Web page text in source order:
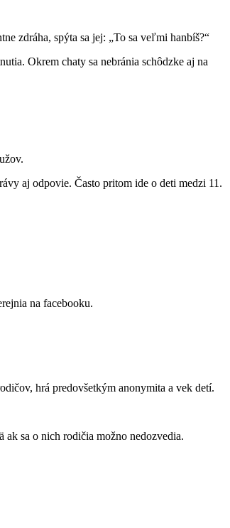
zdráha, spýta sa jej: „To sa veľmi hanbíš?“
Okrem chaty sa nebránia schôdzke aj na
aj odpovie. Často pritom ide o deti medzi 11.
na facebooku.
hrá predovšetkým anonymita a vek detí.
sa o nich rodičia možno nedozvedia.